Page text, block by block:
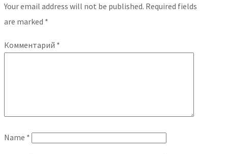
Your email address will not be published. Required fields
are marked *
Комментарий *
Name *